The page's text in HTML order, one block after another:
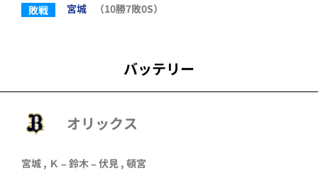
敗戦
宮城 （10勝7敗0S）
バッテリー
オリックス
宮城 , Ｋ –鈴木–伏見 , 頓宮